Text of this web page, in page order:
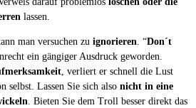
lassen.
man versuchen zu ignorieren. “Don´t
ein gängiger Ausdruck geworden.
, verliert er schnell die Lust
selbst. Lassen Sie sich also nicht in eine
. Bieten Sie dem Troll besser direkt das